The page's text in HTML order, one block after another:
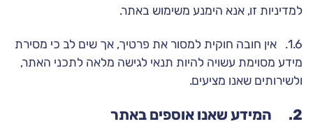
למדיניות זו, אנא הימנע משימוש באתר.
1.6. אין חובה חוקית למסור את פרטיך, אך שים לב כי מסירת
מידע מסוימת עשויה להיות תנאי לגישה מלאה לתכני האתר,
ולשירותים שאנו מציעים.
2. המידע שאנו אוספים באתר